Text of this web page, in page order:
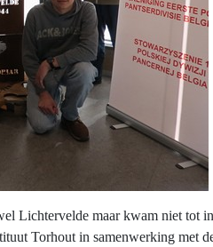
Lichtervelde maar kwam niet tot
Torhout in samenwerking met